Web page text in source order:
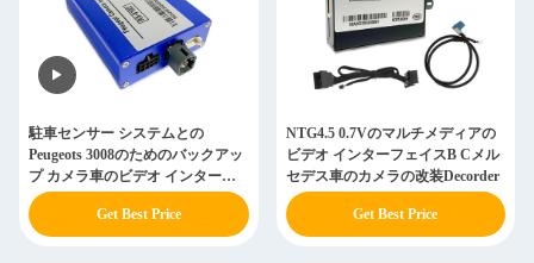
駐車センサー システムとの
Peugeots 3008のためのバックアッ
プ カメラ車のビデオ インターフ
ェイス
Get Best Price
NTG4.5 0.7Vのマルチメディアの
ビデオ インターフェイスB Cメル
セデス車のカメラの改装Decorder
Get Best Price